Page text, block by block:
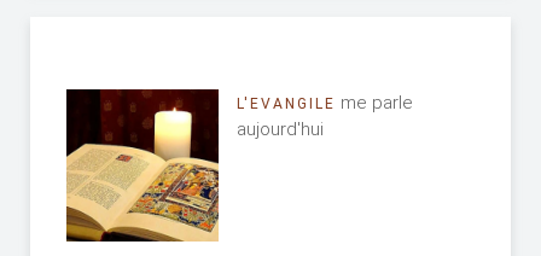
L'EVANGILE me parle
aujourd'hui